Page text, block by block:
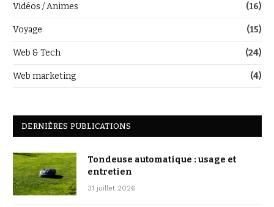
Vidéos / Animes (16)
Voyage (15)
Web & Tech (24)
Web marketing (4)
DERNIÈRES PUBLICATIONS
Tondeuse automatique : usage et
entretien
31 juillet 2026